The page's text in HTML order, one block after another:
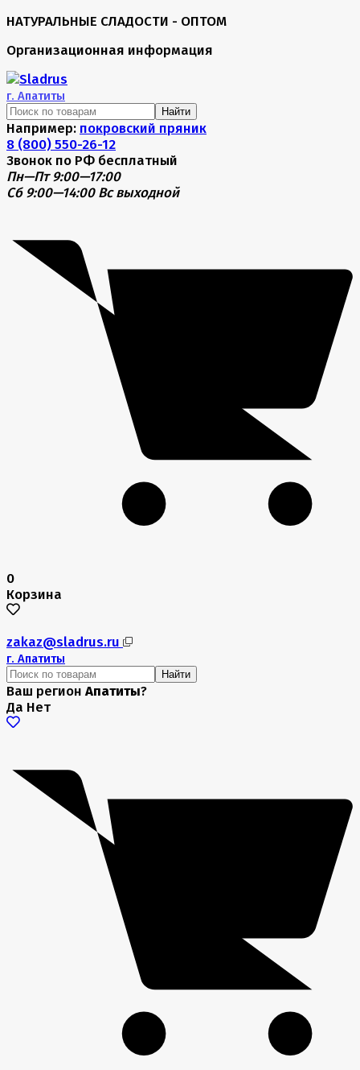
НАТУРАЛЬНЫЕ СЛАДОСТИ - ОПТОМ
Организационная информация
г. Апатиты
Найти
Например: покровский пряник
8 (800) 550-26-12
Звонок по РФ бесплатный
Пн—Пт 9:00—17:00
Сб 9:00—14:00 Вс выходной
0
Корзина
zakaz@sladrus.ru
г. Апатиты
Найти
Ваш регион Апатиты?
Да Нет